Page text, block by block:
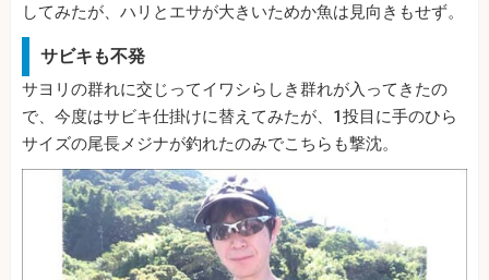
してみたが、ハリとエサが大きいためか魚は見向きもせず。
サビキも不発
サヨリの群れに交じってイワシらしき群れが入ってきたの
で、今度はサビキ仕掛けに替えてみたが、1投目に手のひら
サイズの尾長メジナが釣れたのみでこちらも撃沈。